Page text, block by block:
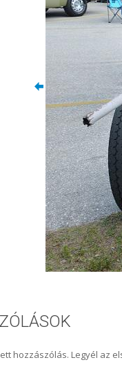
hozzászólás. Legyél az